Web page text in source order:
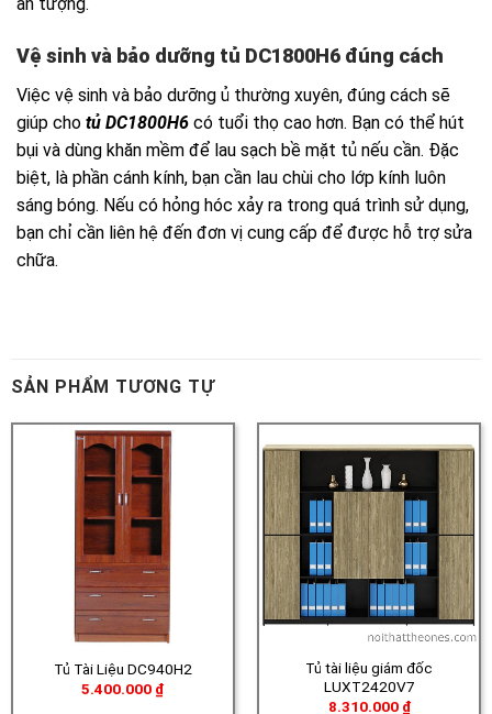
tủ DC1800H6
SẢN PHẨM TƯƠNG TỰ
Tủ Tài Liệu DC940H2
5.400.000 ₫
Tủ tài liệu giám đốc
LUXT2420V7
8.310.000 ₫